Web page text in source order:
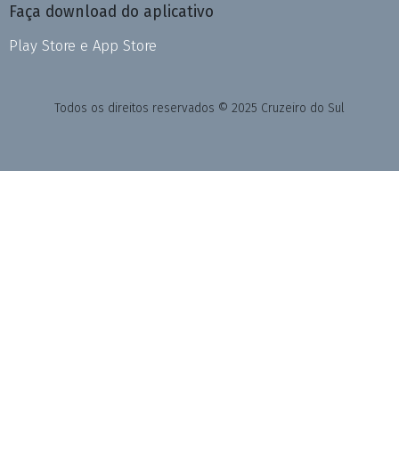
Faça download do aplicativo
Play Store e App Store
Todos os direitos reservados © 2025 Cruzeiro do Sul